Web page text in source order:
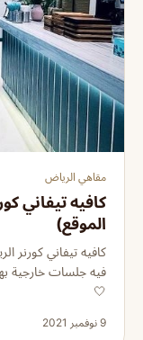
مقاهي الرياض
كافيه تيفاني
الموقع)
كافيه تيفاني كورنر
فيه جلسات خارجية
🤍
9 نوفمبر 2021